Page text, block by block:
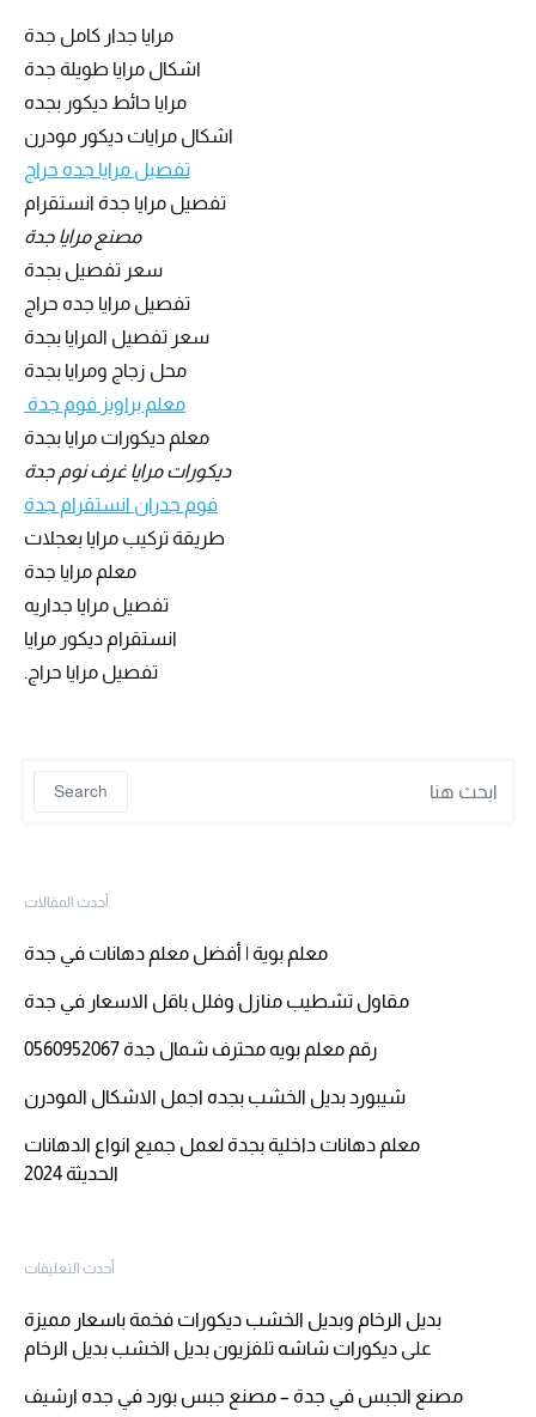
مرايا جدار كامل جدة
اشكال مرايا طويلة جدة
مرايا حائط ديكور بجده
اشكال مرايات ديكور مودرن
تفصيل مرايا جده حراج
تفصيل مرايا جدة انستقرام
مصنع مرايا جدة
سعر تفصيل بجدة
تفصيل مرايا جده حراج
سعر تفصيل المرايا بجدة
محل زجاج ومرايا بجدة
معلم براويز فوم جدة
معلم ديكورات مرايا بجدة
ديكورات مرايا غرف نوم جدة
فوم جدران انستقرام جدة
طريقة تركيب مرايا بعجلات
معلم مرايا جدة
تفصيل مرايا جداريه
انستقرام ديكور مرايا
تفصيل مرايا حراج.
Search
أحدث المقالات
معلم بوية | أفضل معلم دهانات في جدة
مقاول تشطيب منازل وفلل باقل الاسعار في جدة
رقم معلم بويه محترف شمال جدة 0560952067
شيبورد بديل الخشب بجده اجمل الاشكال المودرن
معلم دهانات داخلية بجدة لعمل جميع انواع الدهانات
الحديثة 2024
أحدث التعليقات
بديل الرخام وبديل الخشب ديكورات فخمة باسعار مميزة
على ديكورات شاشه تلفزيون بديل الخشب بديل الرخام
مصنع الجبس في جدة – مصنع جبس بورد في جده ارشيف